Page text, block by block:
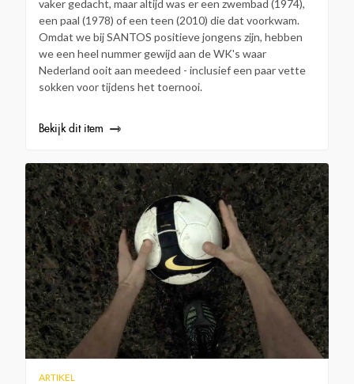
vaker gedacht, maar altijd was er een zwembad (1974),
een paal (1978) of een teen (2010) die dat voorkwam.
Omdat we bij SANTOS positieve jongens zijn, hebben
we een heel nummer gewijd aan de WK's waar
Nederland ooit aan meedeed - inclusief een paar vette
sokken voor tijdens het toernooi.
Bekijk dit item
ARTIKEL